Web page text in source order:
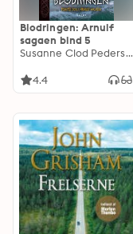
Blodringen: Arnulf
sagaen bind 5
Susanne Clod Pedersen
4.4